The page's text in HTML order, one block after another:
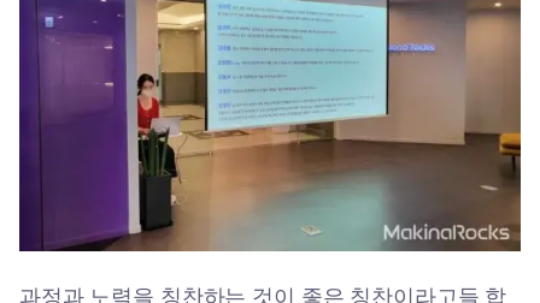
과정과 노력을 칭찬하는 것이 좋은 칭찬이라고들 합